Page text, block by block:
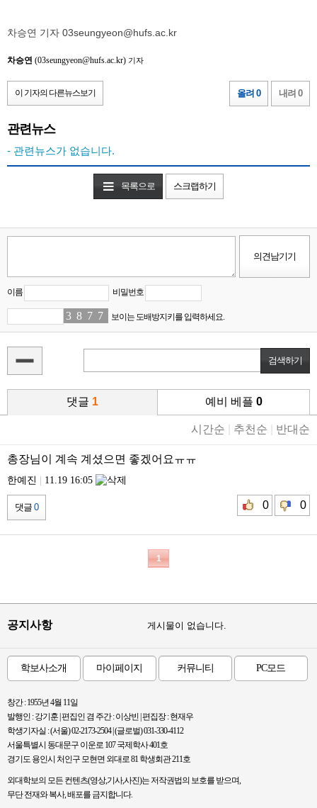
차승연 기자 03seungyeon@hufs.ac.kr
차승연 (03seungyeon@hufs.ac.kr) 기자
이 기자의 다른뉴스보기 올려 0 내려 0
관련뉴스
- 관련뉴스가 없습니다.
목록으로 스크랩하기
이름 비밀번호
31 8 71 75 보이는 도배방지키를 입력하세요.
댓글 1 예비 베플 0
시간순 추천순 반대순
총장님이 계속 계셨으면 좋겠어요ㅠㅠ
한예진 | 11.19 16:05
댓글 0 0 0
1
공지사항 게시물이 없습니다.
학보사소개 마이페이지 커뮤니티 PC모드
창간 : 1955년 4월 11일
발행인 : 강기훈 | 편집인 겸 주간 : 이상빈 | 편집장 : 현재우
학생기자실 : (서울) 02-2173-2504 | (글로벌) 031-330-4112
서울특별시 동대문구 이운로 107 국제학사 401호
경기도 용인시 처인구 모현면 외대로 81 학생회관 211호
외대학보의 모든 컨텐츠(영상,기사,사진)는 저작권법의 보호를 받으며,
무단 전재와 복사, 배포를 금지합니다.